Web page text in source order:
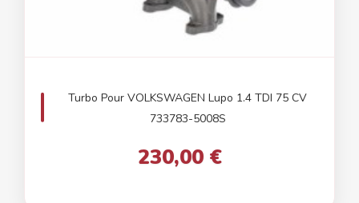
Turbo Pour VOLKSWAGEN Lupo 1.4 TDI 75 CV
733783-5008S
230,00 €